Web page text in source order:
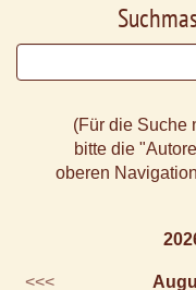
(Für die Suche
bitte die
oberen
<<<